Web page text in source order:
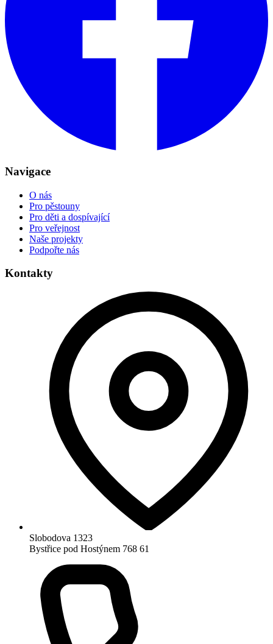
Navigace
O nás
Pro pěstouny
Pro děti a dospívající
Pro veřejnost
Naše projekty
Podpořte nás
Kontakty
Slobodova 1323
Bystřice pod Hostýnem 768 61